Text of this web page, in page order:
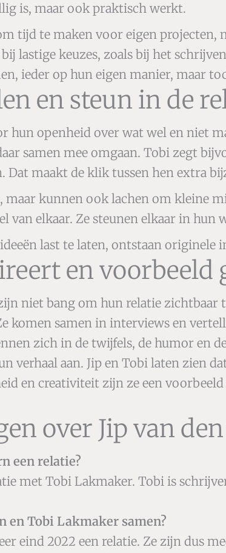
is, maar ook praktisch werkt.
tijd te maken voor eigen projecten,
lastige keuzes, zoals bij het
ieder op hun eigen manier, maar
en steun in de
hun openheid over wat wel en niet
samen mee omgaan. Tobi zegt
Dat maakt de klik tussen hen extra
kunnen ook lachen om kleine
van elkaar. Ze steunen elkaar in hun
last te laten, ontstaan originele
en voorbeeld
niet bang om hun relatie zichtbaar
komen samen in interviews en
zich in de twijfels, de humor en
verhaal aan. Jip en Tobi laten zien
en creativiteit zijn ze een
over Jip van
een relatie?
met Tobi Lakmaker. Tobi is
en Tobi Lakmaker samen?
eind 2022 een relatie. Ze zijn dus